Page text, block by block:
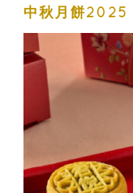
中秋月餅2025